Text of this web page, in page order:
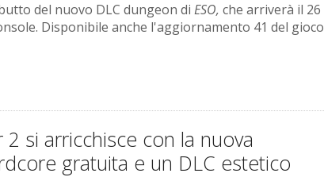
del nuovo DLC dungeon di ESO, che arriverà il 26
Disponibile anche l'aggiornamento 41 del gioco
si arricchisce con la nuova
gratuita e un DLC estetico